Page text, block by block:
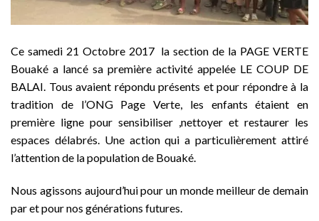
Ce samedi 21 Octobre 2017 la section de la PAGE VERTE
Bouaké a lancé sa première activité appelée LE COUP DE
BALAI. Tous avaient répondu présents et pour répondre à la
tradition de l’ONG Page Verte, les enfants étaient en
première ligne pour sensibiliser ,nettoyer et restaurer les
espaces délabrés. Une action qui a particulièrement attiré
l’attention de la population de Bouaké.
Nous agissons aujourd’hui pour un monde meilleur de demain
par et pour nos générations futures.